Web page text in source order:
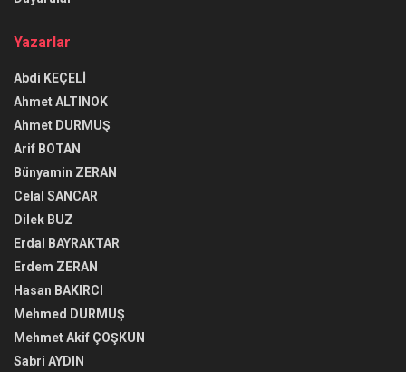
Yazarlar
Abdi KEÇELİ
Ahmet ALTINOK
Ahmet DURMUŞ
Arif BOTAN
Bünyamin ZERAN
Celal SANCAR
Dilek BUZ
Erdal BAYRAKTAR
Erdem ZERAN
Hasan BAKIRCI
Mehmed DURMUŞ
Mehmet Akif ÇOŞKUN
Sabri AYDIN